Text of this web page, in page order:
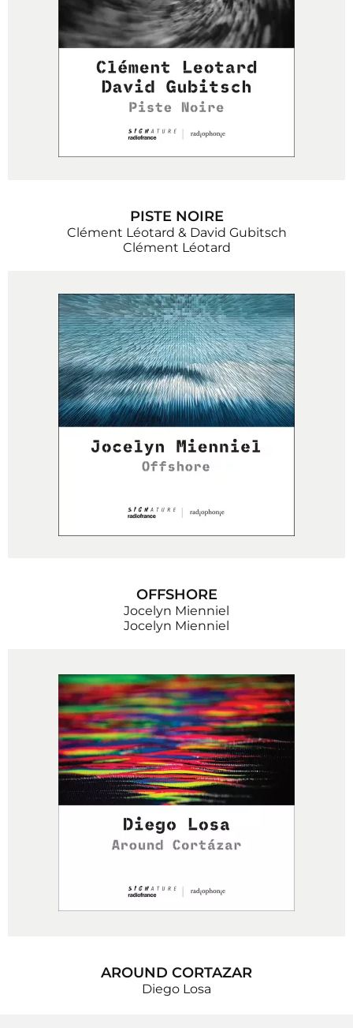
PISTE NOIRE
Clément Léotard & David Gubitsch
Clément Léotard
OFFSHORE
Jocelyn Mienniel
Jocelyn Mienniel
AROUND CORTAZAR
Diego Losa